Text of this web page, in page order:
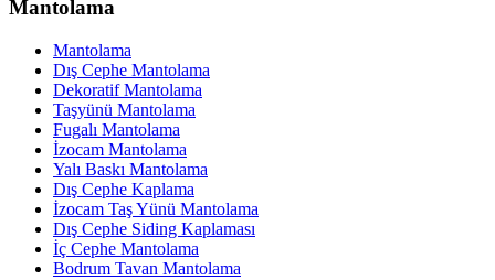
Mantolama
Mantolama
Dış Cephe Mantolama
Dekoratif Mantolama
Taşyünü Mantolama
Fugalı Mantolama
İzocam Mantolama
Yalı Baskı Mantolama
Dış Cephe Kaplama
İzocam Taş Yünü Mantolama
Dış Cephe Siding Kaplaması
İç Cephe Mantolama
Bodrum Tavan Mantolama